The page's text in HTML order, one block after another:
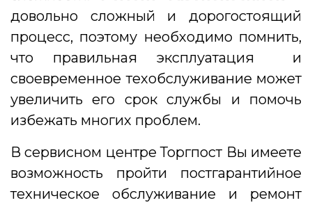
довольно сложный и дорогостоящий
процесс, поэтому необходимо помнить,
что правильная эксплуатация и
своевременное техобслуживание может
увеличить его срок службы и помочь
избежать многих проблем.
В сервисном центре Торгпост Вы имеете
возможность пройти постгарантийное
техническое обслуживание и ремонт